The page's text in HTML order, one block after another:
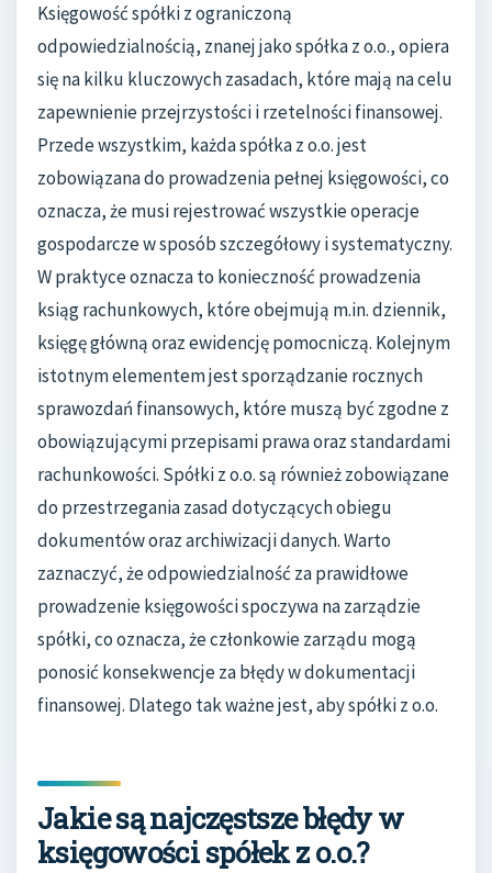
Księgowość spółki z ograniczoną
odpowiedzialnością, znanej jako spółka z o.o., opiera
się na kilku kluczowych zasadach, które mają na celu
zapewnienie przejrzystości i rzetelności finansowej.
Przede wszystkim, każda spółka z o.o. jest
zobowiązana do prowadzenia pełnej księgowości, co
oznacza, że musi rejestrować wszystkie operacje
gospodarcze w sposób szczegółowy i systematyczny.
W praktyce oznacza to konieczność prowadzenia
ksiąg rachunkowych, które obejmują m.in. dziennik,
księgę główną oraz ewidencję pomocniczą. Kolejnym
istotnym elementem jest sporządzanie rocznych
sprawozdań finansowych, które muszą być zgodne z
obowiązującymi przepisami prawa oraz standardami
rachunkowości. Spółki z o.o. są również zobowiązane
do przestrzegania zasad dotyczących obiegu
dokumentów oraz archiwizacji danych. Warto
zaznaczyć, że odpowiedzialność za prawidłowe
prowadzenie księgowości spoczywa na zarządzie
spółki, co oznacza, że członkowie zarządu mogą
ponosić konsekwencje za błędy w dokumentacji
finansowej. Dlatego tak ważne jest, aby spółki z o.o.
Jakie są najczęstsze błędy w
księgowości spółek z o.o.?